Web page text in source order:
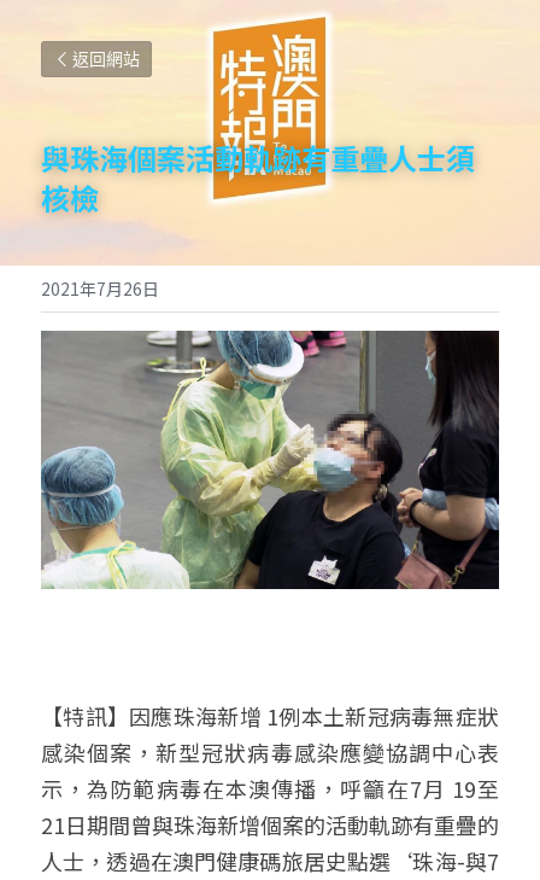
返回網站
與珠海個案活動軌跡有重疊人士須
核檢
2021年7月26日
【特訊】因應珠海新增 1例本土新冠病毒無症狀
感染個案，新型冠狀病毒感染應變協調中心表
示，為防範病毒在本澳傳播，呼籲在7月 19至
21日期間曾與珠海新增個案的活動軌跡有重疊的
人士，透過在澳門健康碼旅居史點選‘珠海-與7